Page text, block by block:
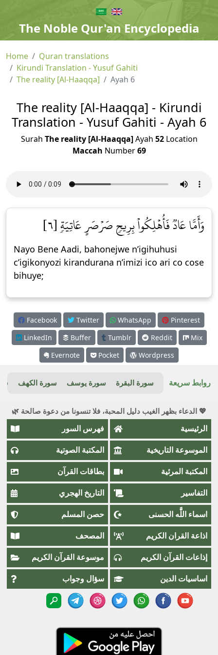
The Noble Qur'an Encyclopedia
Home
Quran translations
Kirundi Translation - Yusuf Gahiti
The reality [Al-Haaqqa]
Ayah 6
The reality [Al-Haaqqa] - Kirundi
Translation - Yusuf Gahiti - Ayah 6
Surah The reality [Al-Haaqqa]Ayah 52Location
Maccah Number69
وَأَمَّا عَادٞ فَأُهۡلِكُواْ بِرِيحٖ صَرۡصَرٍ عَاتِيَةٖ [٦]
Nayo Bene Aadi, bahonejwe n’igihuhusi
c’igikonyozi kirandurana n’imizi ico ari co cose
bihuye;
Facebook Twitter WhatsApp
Pinterest
LinkedIn
Buffer Tumblr Reddit
Mix
Evernote
Pocket Wordpress
روابط سريعة سورة البقرة سورة يوسف سورة الكهف
💖 الدعاء بظهر الغيب دليل المحبة، فلا تنسونا من دعوة صالحة 🌿
الرئيسية فهرس السور
الموسوعة التاريخية المكتبة الصوتية
المكتبة المرئية بطاقات القرآن
التفاسير التاريخ الهجري
اسماء اللَّٰه الحسنى حصن المسلم
اذاعة القران الكريم المصحف
إذاعات القرآن الكريم موسوعة القرآن الكريم
اساسيات الدين سؤال وجواب